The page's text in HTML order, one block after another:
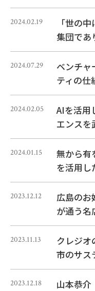
2024.02.19
「世の
集団であ
2024.07.29
ベンチャ
ティの仕
2024.02.05
AIを活用
エンスを
2024.01.15
無から有
を活用し
2023.12.12
広島のお
が通う名
2023.11.13
クレジオ
市のサス
2023.12.18
山本恭介